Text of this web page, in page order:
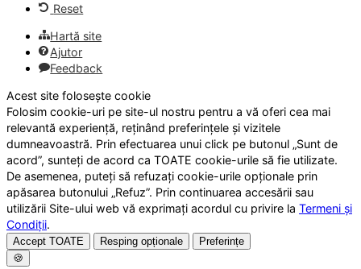
Reset
Hartă site
Ajutor
Feedback
Acest site folosește cookie
Folosim cookie-uri pe site-ul nostru pentru a vă oferi cea mai
relevantă experiență, reținând preferințele și vizitele
dumneavoastră. Prin efectuarea unui click pe butonul „Sunt de
acord”, sunteți de acord ca TOATE cookie-urile să fie utilizate.
De asemenea, puteți să refuzați cookie-urile opționale prin
apăsarea butonului „Refuz”. Prin continuarea accesării sau
utilizării Site-ului web vă exprimați acordul cu privire la Termeni și
Condiții.
Accept TOATE Resping opționale
Preferințe
🍪